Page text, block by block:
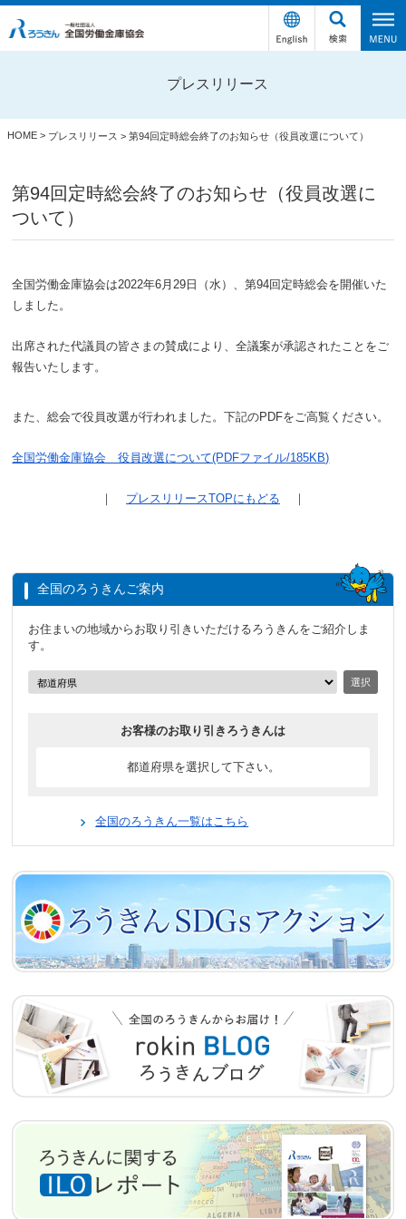
プレスリリース
HOME > プレスリリース > 第94回定時総会終了のお知らせ（役員改選について）
第94回定時総会終了のお知らせ（役員改選に
ついて）
全国労働金庫協会は2022年6月29日（水）、第94回定時総会を開催いた
しました。
出席された代議員の皆さまの賛成により、全議案が承認されたことをご
報告いたします。
また、総会で役員改選が行われました。下記のPDFをご高覧ください。
全国労働金庫協会 役員改選について(PDFファイル/185KB)
｜ プレスリリースTOPにもどる ｜
全国のろうきんご案内
お住まいの地域からお取り引きいただけるろうきんをご紹介しま
す。
選択
お客様のお取り引きろうきんは
都道府県を選択して下さい。
全国のろうきん一覧はこちら